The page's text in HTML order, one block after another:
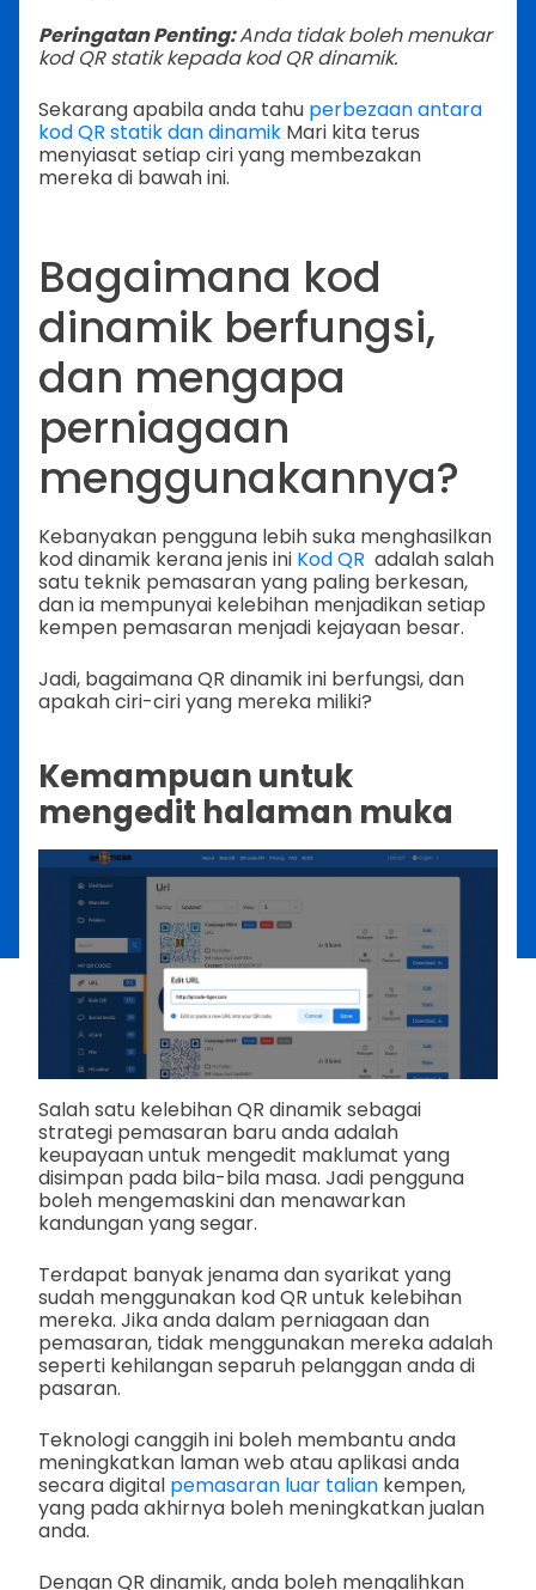
Peringatan Penting:Anda tidak boleh menukar
kod QR statik kepada kod QR dinamik.
Sekarang apabila anda tahu perbezaan antara
kod QR statik dan dinamik Mari kita terus
menyiasat setiap ciri yang membezakan
mereka di bawah ini.
Bagaimana kod
dinamik berfungsi,
dan mengapa
perniagaan
menggunakannya?
Kebanyakan pengguna lebih suka menghasilkan
kod dinamik kerana jenis ini Kod QR adalah salah
satu teknik pemasaran yang paling berkesan,
dan ia mempunyai kelebihan menjadikan setiap
kempen pemasaran menjadi kejayaan besar.
Jadi, bagaimana QR dinamik ini berfungsi, dan
apakah ciri-ciri yang mereka miliki?
Kemampuan untuk
mengedit halaman muka
Salah satu kelebihan QR dinamik sebagai
strategi pemasaran baru anda adalah
keupayaan untuk mengedit maklumat yang
disimpan pada bila-bila masa. Jadi pengguna
boleh mengemaskini dan menawarkan
kandungan yang segar.
Terdapat banyak jenama dan syarikat yang
sudah menggunakan kod QR untuk kelebihan
mereka. Jika anda dalam perniagaan dan
pemasaran, tidak menggunakan mereka adalah
seperti kehilangan separuh pelanggan anda di
pasaran.
Teknologi canggih ini boleh membantu anda
meningkatkan laman web atau aplikasi anda
secara digital pemasaran luar talian kempen,
yang pada akhirnya boleh meningkatkan jualan
anda.
Dengan QR dinamik, anda boleh mengalihkan